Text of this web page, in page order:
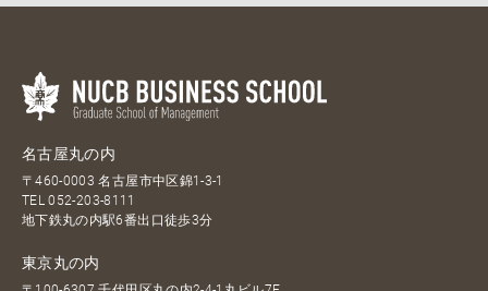
名古屋丸の内
〒460-0003 名古屋市中区錦1-3-1
TEL052-203-8111
地下鉄丸の内駅6番出口徒歩3分
東京丸の内